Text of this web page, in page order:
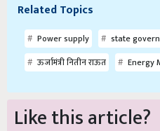
Related Topics
Power supply state
ऊर्जामंत्री नितीन राऊत
Energy
Like this article?